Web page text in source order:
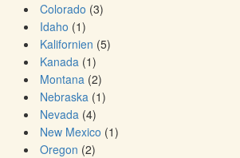
Colorado (3)
Idaho (1)
Kalifornien (5)
Kanada (1)
Montana (2)
Nebraska (1)
Nevada (4)
New Mexico (1)
Oregon (2)